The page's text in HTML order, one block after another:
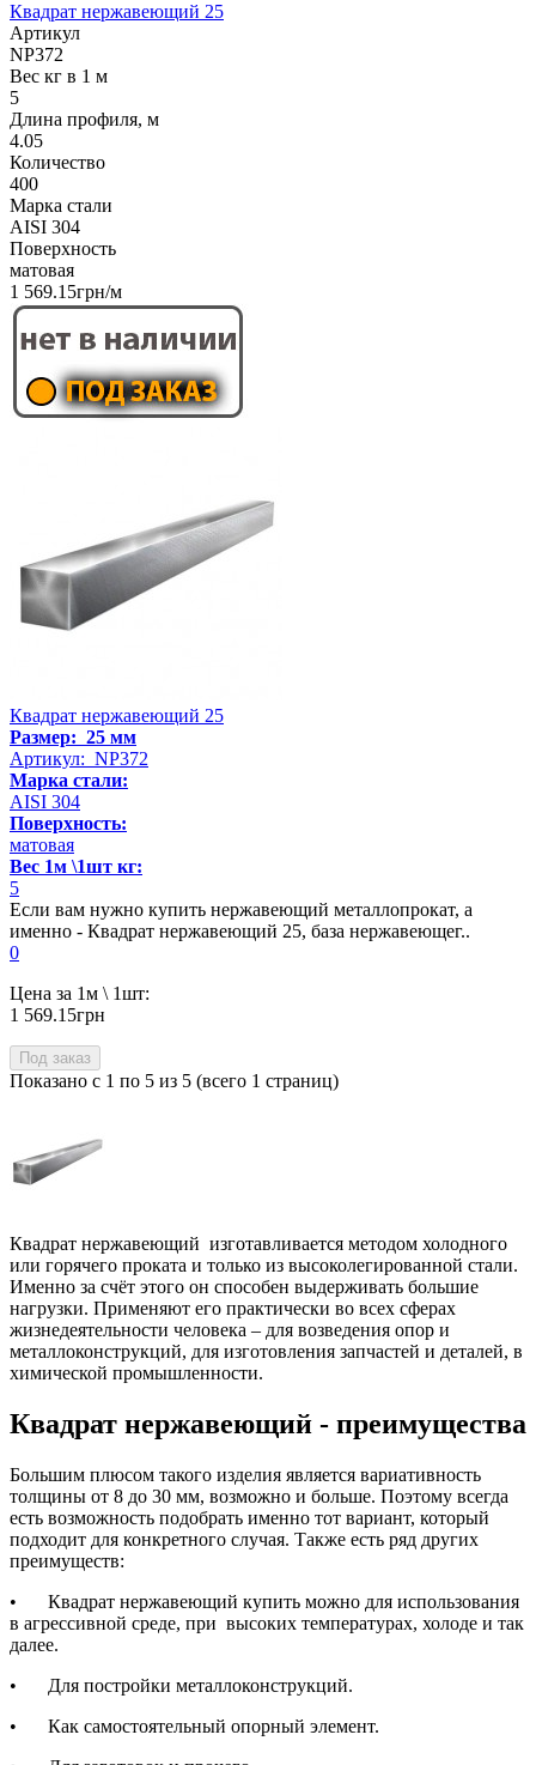
Квадрат нержавеющий 25
Артикул
NP372
Вес кг в 1 м
5
Длина профиля, м
4.05
Количество
400
Марка стали
AISI 304
Поверхность
матовая
1 569.15грн/м
Квадрат нержавеющий 25
Размер: 25 мм
Артикул: NP372
Марка стали:
AISI 304
Поверхность:
матовая
Вес 1м \1шт кг:
5
Если вам нужно купить нержавеющий металлопрокат, а
именно - Квадрат нержавеющий 25, база нержавеющег..
0
Цена за 1м \ 1шт:
1 569.15грн
Под заказ
Показано с 1 по 5 из 5 (всего 1 страниц)
Квадрат нержавеющий изготавливается методом холодного
или горячего проката и только из высоколегированной стали.
Именно за счёт этого он способен выдерживать большие
нагрузки. Применяют его практически во всех сферах
жизнедеятельности человека – для возведения опор и
металлоконструкций, для изготовления запчастей и деталей, в
химической промышленности.
Квадрат нержавеющий - преимущества
Большим плюсом такого изделия является вариативность
толщины от 8 до 30 мм, возможно и больше. Поэтому всегда
есть возможность подобрать именно тот вариант, который
подходит для конкретного случая. Также есть ряд других
преимуществ:
•
Квадрат нержавеющий купить можно для использования
в агрессивной среде, при высоких температурах, холоде и так
далее.
•
Для постройки металлоконструкций.
•
Как самостоятельный опорный элемент.